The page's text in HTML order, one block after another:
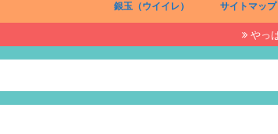
銀玉（ウイイレ） サイトマップ
やっ